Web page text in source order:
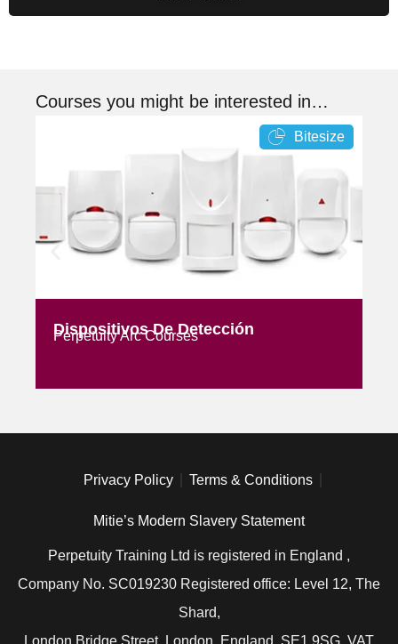
Courses you might be interested in…
Bitesize
Dispositivos De Detección
Perpetuity Arc Courses
Privacy Policy Terms & Conditions
Mitie’s Modern Slavery Statement
Perpetuity Training Ltd is registered in England ,
Company No. SC019230 Registered office: Level 12, The
Shard,
London Bridge Street, London, England, SE1 9SG. VAT